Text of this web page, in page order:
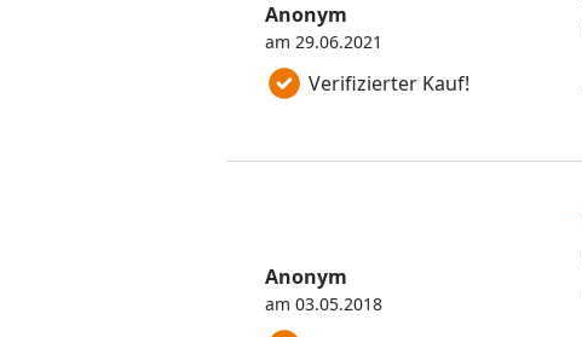
Verifizierter Kauf!
Anonym
am 29.06.2021
Anonym
am 03.05.2018